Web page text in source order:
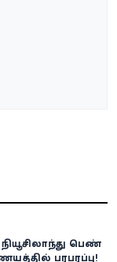
பெண்
பரபரப்பு!